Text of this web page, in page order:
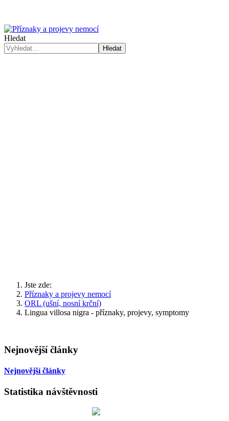
Hledat
Hledat
Jste zde:
Příznaky a projevy nemocí
ORL (ušní, nosní krční)
Lingua villosa nigra - příznaky, projevy, symptomy
Nejnovější články
Nejnovější články
Statistika návštěvnosti